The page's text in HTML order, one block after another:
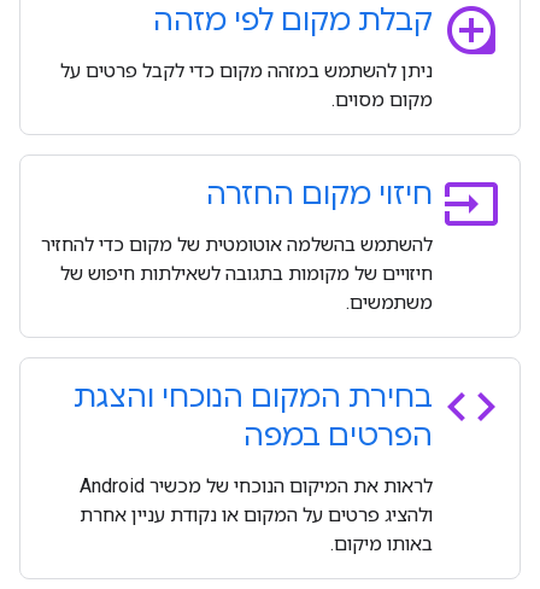
loupe קבלת מקום לפי מזהה
ניתן להשתמש במזהה מקום כדי לקבל פרטים על
מקום מסוים.
input חיזוי מקום החזרה
להשתמש בהשלמה אוטומטית של מקום כדי להחזיר
חיזויים של מקומות בתגובה לשאילתות חיפוש של
משתמשים.
code בחירת המקום הנוכחי והצגת
הפרטים במפה
לראות את המיקום הנוכחי של מכשיר Android
ולהציג פרטים על המקום או נקודת עניין אחרת
באותו מיקום.